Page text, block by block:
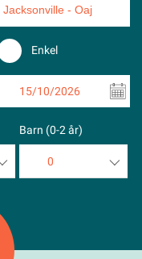
Enkel
15/10/2026
Barn (0-2 år)
0